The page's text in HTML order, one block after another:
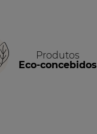
Produtos
Eco-concebidos